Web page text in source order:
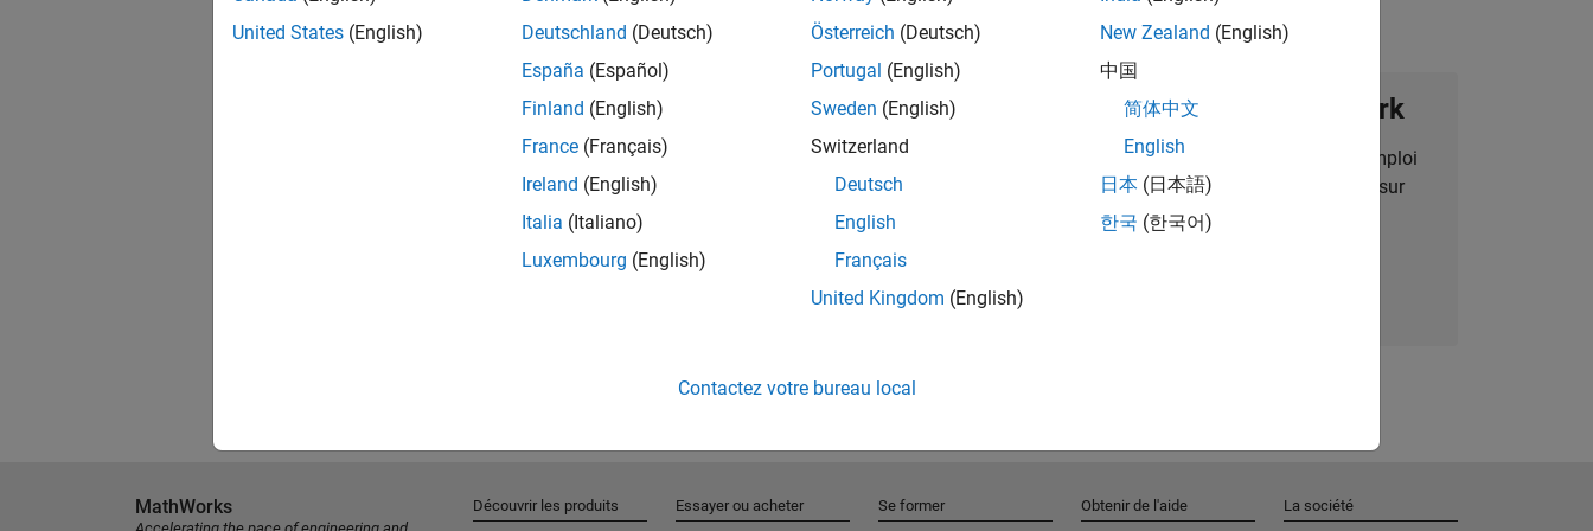
Rejoignez notre Talent Network
Recevez des alertes pour des opportunités d'emploi
personnalisées, des articles et des actualités sur
l'entreprise.
United States (English)
Deutschland (Deutsch)
España (Español)
Finland (English)
France (Français)
Ireland (English)
Italia (Italiano)
Luxembourg (English)
Österreich (Deutsch)
Portugal (English)
Sweden (English)
Switzerland
Deutsch
English
Français
United Kingdom (English)
New Zealand (English)
中国
简体中文
English
日本 (日本語)
한국 (한국어)
Contactez votre bureau local
MathWorks Découvrir les produits Essayer ou acheter Se former Obtenir de l'aide La société